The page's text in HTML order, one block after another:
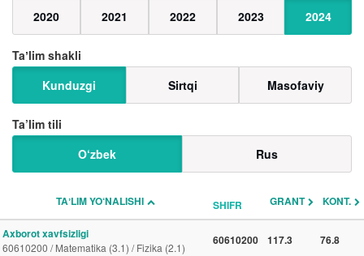
2020
2021 2022 2023 2024
Taʼlim shakli
Kunduzgi
Sirtqi Masofaviy
Ta’lim tili
O‘zbek
Rus
TAʼLIM YO‘NALISHI SHIFR GRANT KONT.
Axborot xavfsizligi
60610200 / Matematika (3.1) / Fizika (2.1)
60610200 117.3 76.8